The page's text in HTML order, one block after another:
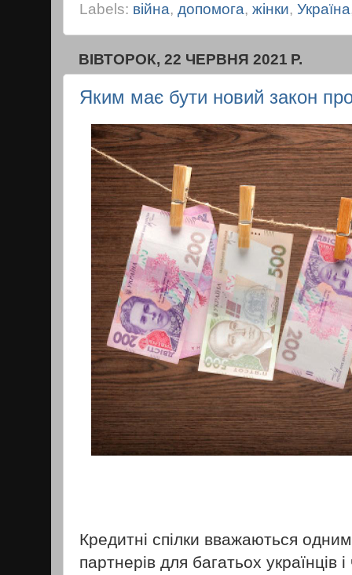
Labels: війна, допомога, жінки, Україна
ВІВТОРОК, 22 ЧЕРВНЯ 2021 Р.
Яким має бути новий закон про
Кредитні спілки вважаються
партнерів для багатьох українців